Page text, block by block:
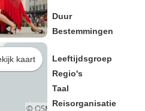
kaart
Duur
Bestemmingen
Leeftijdsgroep
Regio's
Taal
Reisorganisatie